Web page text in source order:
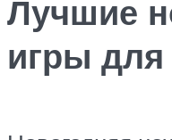
Лучшие
игры для